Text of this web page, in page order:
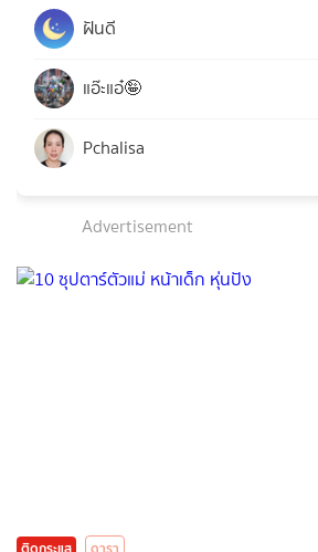
ฝันดี
แอ๊ะแอ๋🤪
Pchalisa
Advertisement